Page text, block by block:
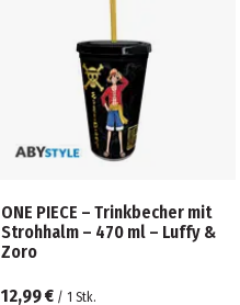
ONE PIECE – Trinkbecher mit
Strohhalm – 470 ml – Luffy &
Zoro
12,99 € / 1 Stk.